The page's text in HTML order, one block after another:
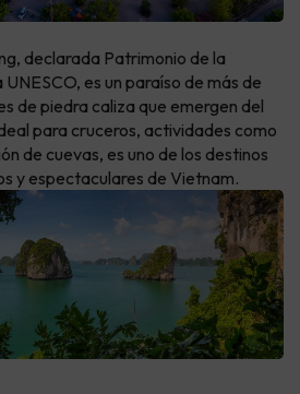
declarada Patrimonio de la
es un paraíso de más de
de piedra caliza que emergen del
para cruceros, actividades como
de cuevas, es uno de los destinos
y espectaculares de Vietnam.